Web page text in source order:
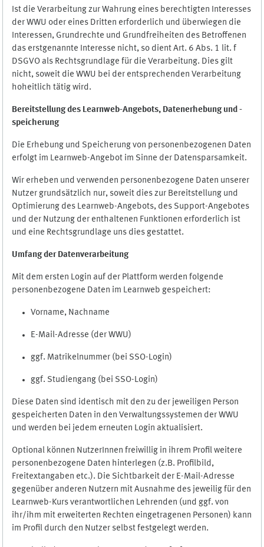
Ist die Verarbeitung zur Wahrung eines berechtigten Interesses
der WWU oder eines Dritten erforderlich und überwiegen die
Interessen, Grundrechte und Grundfreiheiten des Betroffenen
das erstgenannte Interesse nicht, so dient Art. 6 Abs. 1 lit. f
DSGVO als Rechtsgrundlage für die Verarbeitung. Dies gilt
nicht, soweit die WWU bei der entsprechenden Verarbeitung
hoheitlich tätig wird.
Bereitstellung des Learnweb-Angebots, Datenerhebung und -
speicherung
Die Erhebung und Speicherung von personenbezogenen Daten
erfolgt im Learnweb-Angebot im Sinne der Datensparsamkeit.
Wir erheben und verwenden personenbezogene Daten unserer
Nutzer grundsätzlich nur, soweit dies zur Bereitstellung und
Optimierung des Learnweb-Angebots, des Support-Angebotes
und der Nutzung der enthaltenen Funktionen erforderlich ist
und eine Rechtsgrundlage uns dies gestattet.
Umfang der Datenverarbeitung
Mit dem ersten Login auf der Plattform werden folgende
personenbezogene Daten im Learnweb gespeichert:
Vorname, Nachname
E-Mail-Adresse (der WWU)
ggf. Matrikelnummer (bei SSO-Login)
ggf. Studiengang (bei SSO-Login)
Diese Daten sind identisch mit den zu der jeweiligen Person
gespeicherten Daten in den Verwaltungssystemen der WWU
und werden bei jedem erneuten Login aktualisiert.
Optional können NutzerInnen freiwillig in ihrem Profil weitere
personenbezogene Daten hinterlegen (z.B. Profilbild,
Freitextangaben etc.). Die Sichtbarkeit der E-Mail-Adresse
gegenüber anderen Nutzern mit Ausnahme des jeweilig für den
Learnweb-Kurs verantwortlichen Lehrenden (und ggf. von
ihr/ihm mit erweiterten Rechten eingetragenen Personen) kann
im Profil durch den Nutzer selbst festgelegt werden.